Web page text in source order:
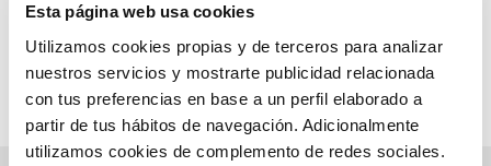
Esta página web usa cookies
Utilizamos cookies propias y de terceros para analizar
nuestros servicios y mostrarte publicidad relacionada
con tus preferencias en base a un perfil elaborado a
partir de tus hábitos de navegación. Adicionalmente
utilizamos cookies de complemento de redes sociales.
n
v
i
a
r
Enviar